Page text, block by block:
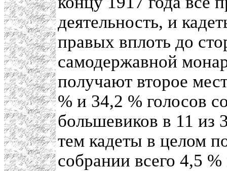
деятельность, и
правых вплоть до
самодержавной
получают второе
% и 34,2 % голосов
большевиков в 11 из
тем кадеты в целом
собрании всего 4,5 %